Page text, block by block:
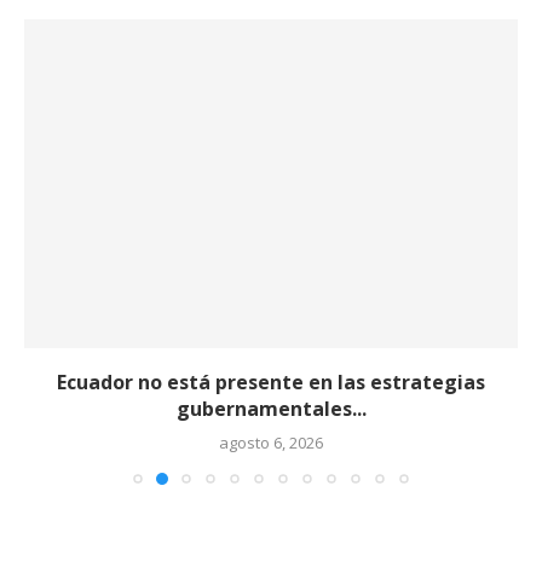
Ecuador no está presente en las estrategias
gubernamentales...
agosto 6, 2026